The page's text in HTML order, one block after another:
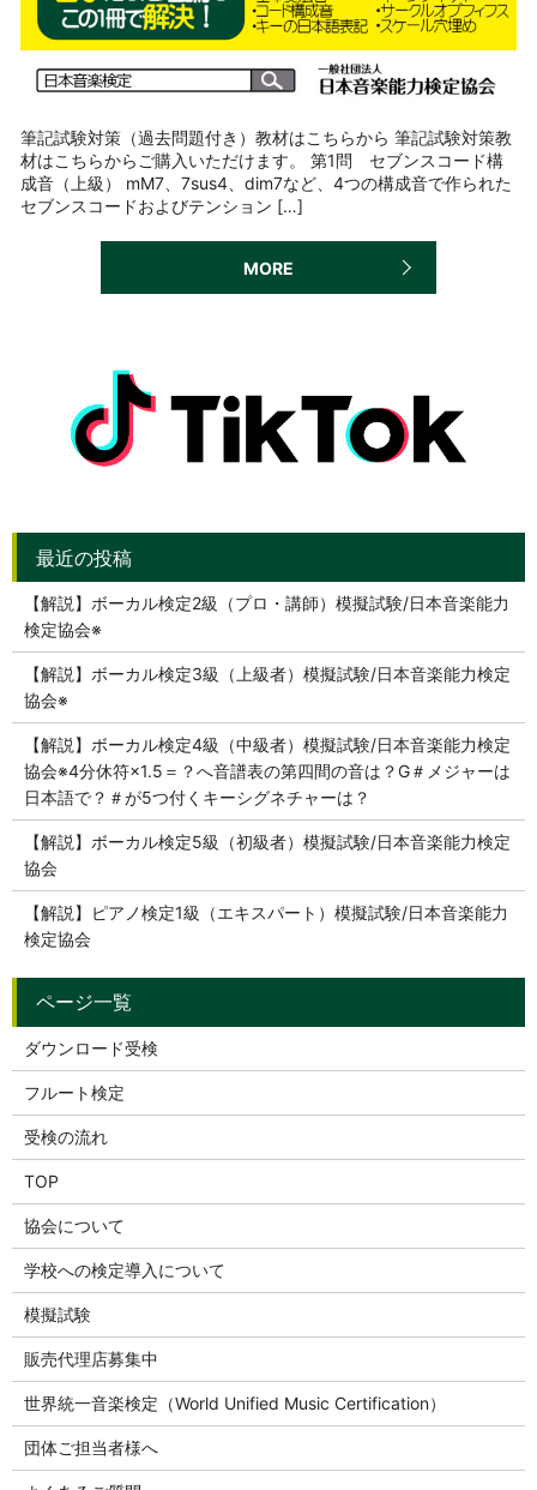
筆記試験対策（過去問題付き）教材はこちらから 筆記試験対策教
材はこちらからご購入いただけます。 第1問 セブンスコード構
成音（上級） mM7、7sus4、dim7など、4つの構成音で作られた
セブンスコードおよびテンション […]
MORE
【解説】ボーカル検定2級（プロ・講師）模擬試験/日本音楽能力
検定協会※
【解説】ボーカル検定3級（上級者）模擬試験/日本音楽能力検定
協会※
【解説】ボーカル検定4級（中級者）模擬試験/日本音楽能力検定
協会※4分休符×1.5＝？へ音譜表の第四間の音は？G＃メジャーは
日本語で？＃が5つ付くキーシグネチャーは？
【解説】ボーカル検定5級（初級者）模擬試験/日本音楽能力検定
協会
【解説】ピアノ検定1級（エキスパート）模擬試験/日本音楽能力
検定協会
ダウンロード受検
フルート検定
受検の流れ
TOP
協会について
学校への検定導入について
模擬試験
販売代理店募集中
世界統一音楽検定（World Unified Music Certification）
団体ご担当者様へ